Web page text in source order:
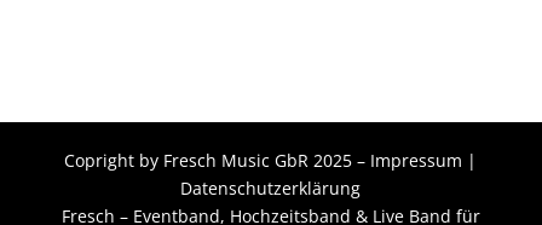
Copright by Fresch Music GbR 2025 – Impressum |
Datenschutzerklärung
Fresch – Eventband, Hochzeitsband & Live Band für